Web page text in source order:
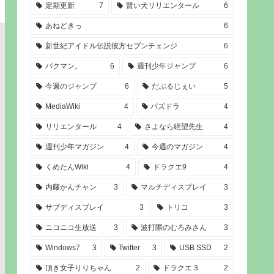
定期更新 7 賢い犬リリエンタール 6
あねどきっ 6
新世紀アイドル伝説彼方セブンチェンジ 6
バクマン。 6 週刊少年ジャンプ 6
今週のジャンプ 6 だぶるじぇい 5
MediaWiki 4 パズドラ 4
リリエンタール 4 さよなら絶望先生 4
週刊少年マガジン 4 今週のマガジン 4
くめたんWiki 4 ドラクエ9 4
内藤かんチャン 3 マルチディスプレイ 3
サブディスプレイ 3 トリコ 3
ニコニコ生放送 3 波打際のむろみさん 3
Windows7 3 Twitter 3 USB SSD 2
頂き女子りりちゃん 2 ドラクエ３ 2